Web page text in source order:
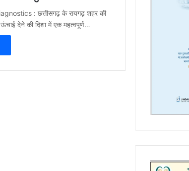
: छत्तीसगढ़ के रायगढ़ शहर की
देने की दिशा में एक महत्वपूर्ण…